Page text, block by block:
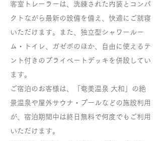
客室トレーラーは、洗練された内装とコンパ
クトながら最新の設備を備え、快適にご就寝
いただけます。また、独立型シャワールー
ム・トイレ、ガゼボのほか、自由に使えるテ
ント付きのプライベートデッキを併設してい
ます。
ご宿泊のお客様は、「奄美温泉 大和」の絶
景温泉や屋外サウナ・ プールなどの施設利用
が、宿泊期間中は終日無料で何度でもご利用
いただけます。